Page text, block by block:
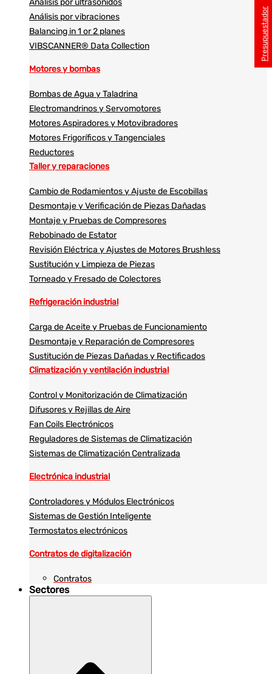
Análisis por ultrasonidos​​
Análisis por vibraciones
Balancing in 1 or 2 planes
VIBSCANNER® Data Collection
Motores y bombas
Bombas de Agua y Taladrina
Electromandrinos y Servomotores
Motores Aspiradores y Motovibradores
Motores Frigoríficos y Tangenciales
Reductores
Taller y reparaciones
Cambio de Rodamientos y Ajuste de Escobillas
Desmontaje y Verificación de Piezas Dañadas
Montaje y Pruebas de Compresores
Rebobinado de Estator
Revisión Eléctrica y Ajustes de Motores Brushless
Sustitución y Limpieza de Piezas
Torneado y Fresado de Colectores
Refrigeración industrial
Carga de Aceite y Pruebas de Funcionamiento
Desmontaje y Reparación de Compresores
Sustitución de Piezas Dañadas y Rectificados
Climatización y ventilación industrial
Control y Monitorización de Climatización
Difusores y Rejillas de Aire
Fan Coils Electrónicos
Reguladores de Sistemas de Climatización
Sistemas de Climatización Centralizada
Electrónica industrial
Controladores y Módulos Electrónicos
Sistemas de Gestión Inteligente
Termostatos electrónicos
Contratos de digitalización
Contratos
Sectores
Presupuestador